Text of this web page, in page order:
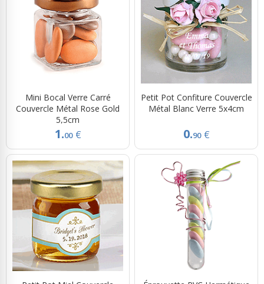
Mini Bocal Verre Carré
Couvercle Métal Rose Gold
5,5cm
1.00 €
Petit Pot Confiture Couvercle
Métal Blanc Verre 5x4cm
0.90 €